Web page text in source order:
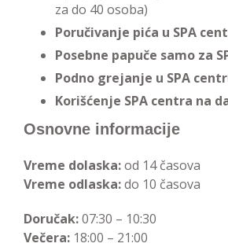
za do 40 osoba)
Poručivanje pića u SPA
Posebne papuče samo za
Podno grejanje u SPA
Korišćenje SPA centra na
Osnovne informacije
Vreme dolaska:od 14 časova
Vreme odlaska:do 10 časova
Doručak:07:30 – 10:30
Večera: 18:00 – 21:00